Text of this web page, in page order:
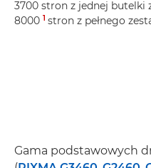
3700 stron z jednej
8000 1 stron z pełnego
Gama podstawowych